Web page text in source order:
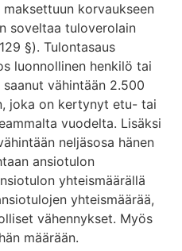
korvaukseen
soveltaa tuloverolain
§). Tulontasaus
luonnollinen henkilö tai
vähintään 2.500
joka on kertynyt etu- tai
vuodelta. Lisäksi
neljäsosa hänen
ansiotulon
yhteismäärällä
yhteismäärää,
vähennykset. Myös
määrään.